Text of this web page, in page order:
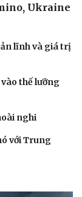
Ukraine
lĩnh và giá trị
thế lưỡng
nghi
với Trung